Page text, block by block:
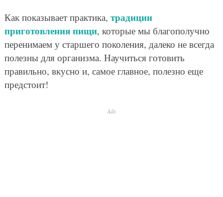
Как показывает практика, традиции
приготовления пищи, которые мы благополучно
перенимаем у старшего поколения, далеко не всегда
полезны для организма. Научиться готовить
правильно, вкусно и, самое главное, полезно еще
предстоит!
Ads